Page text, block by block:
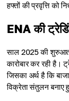
हफ्तों की प्रवृत्ति को
ENA की
साल 2025 की
कारोबार कर रही
जिसका अर्थ है कि
विक्रेता संतुलन बनाए